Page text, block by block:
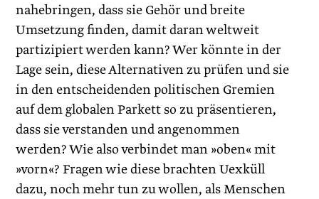
nahebringen, dass sie Gehör und breite
Umsetzung finden, damit daran weltweit
partizipiert werden kann? Wer könnte in der
Lage sein, diese Alternativen zu prüfen und sie
in den entscheidenden politischen Gremien
auf dem globalen Parkett so zu präsentieren,
dass sie verstanden und angenommen
werden? Wie also verbindet man »oben« mit
»vorn«? Fragen wie diese brachten Uexküll
dazu, noch mehr tun zu wollen, als Menschen